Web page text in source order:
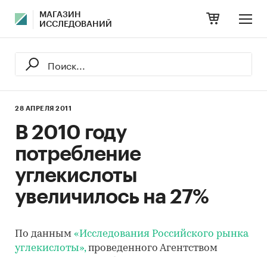
МАГАЗИН
ИССЛЕДОВАНИЙ
28 АПРЕЛЯ 2011
В 2010 году
потребление
углекислоты
увеличилось на 27%
По данным «Исследования Российского рынка
углекислоты»,проведенного Агентством